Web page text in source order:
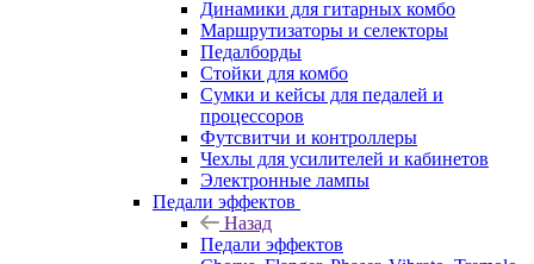
Динамики для гитарных комбо
Маршрутизаторы и селекторы
Педалборды
Стойки для комбо
Сумки и кейсы для педалей и
процессоров
Футсвитчи и контроллеры
Чехлы для усилителей и кабинетов
Электронные лампы
Педали эффектов
Назад
Педали эффектов